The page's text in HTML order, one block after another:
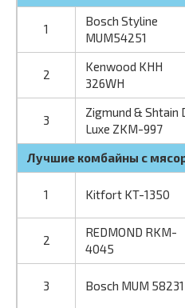
1
Bosch Styline
MUM54251
2
Kenwood KHH
326WH
3
Zigmund & Shtain
Luxe ZKM-997
Лучшие комбайны с
1 Kitfort KT-1350
2
REDMOND RKM-
4045
3 Bosch MUM 58231